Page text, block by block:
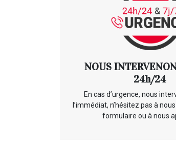
NOUS
24h/24
En cas d’urgence, nous
l’immédiat, n’hésitez pas à
formulaire ou à nous